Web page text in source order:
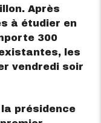
Après
à étudier en
300
les
vendredi soir
présidence